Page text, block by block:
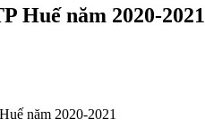
Huế năm 2020-2021
năm 2020-2021